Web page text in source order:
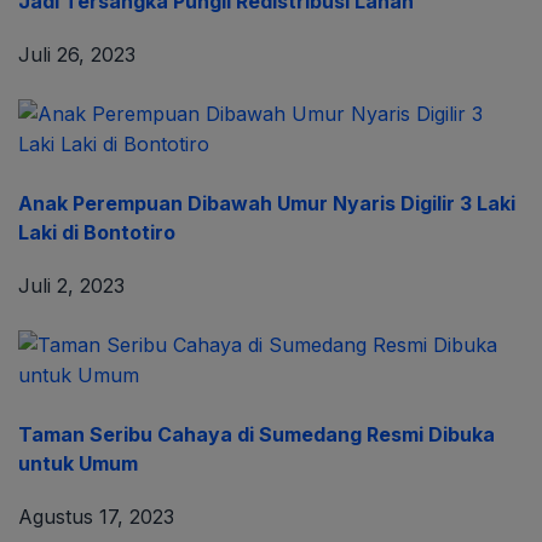
Juli 26, 2023
Anak Perempuan Dibawah Umur Nyaris Digilir 3 Laki
Laki di Bontotiro
Juli 2, 2023
Taman Seribu Cahaya di Sumedang Resmi Dibuka
untuk Umum
Agustus 17, 2023